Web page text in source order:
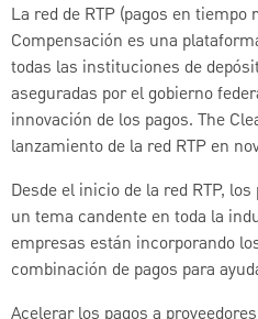
La red de RTP (pagos en tiempo
Compensación es una
todas las instituciones de
aseguradas por el gobierno
innovación de los pagos. The
lanzamiento de la red RTP en
Desde el inicio de la red RTP,
un tema candente en toda la
empresas están incorporando
combinación de pagos para